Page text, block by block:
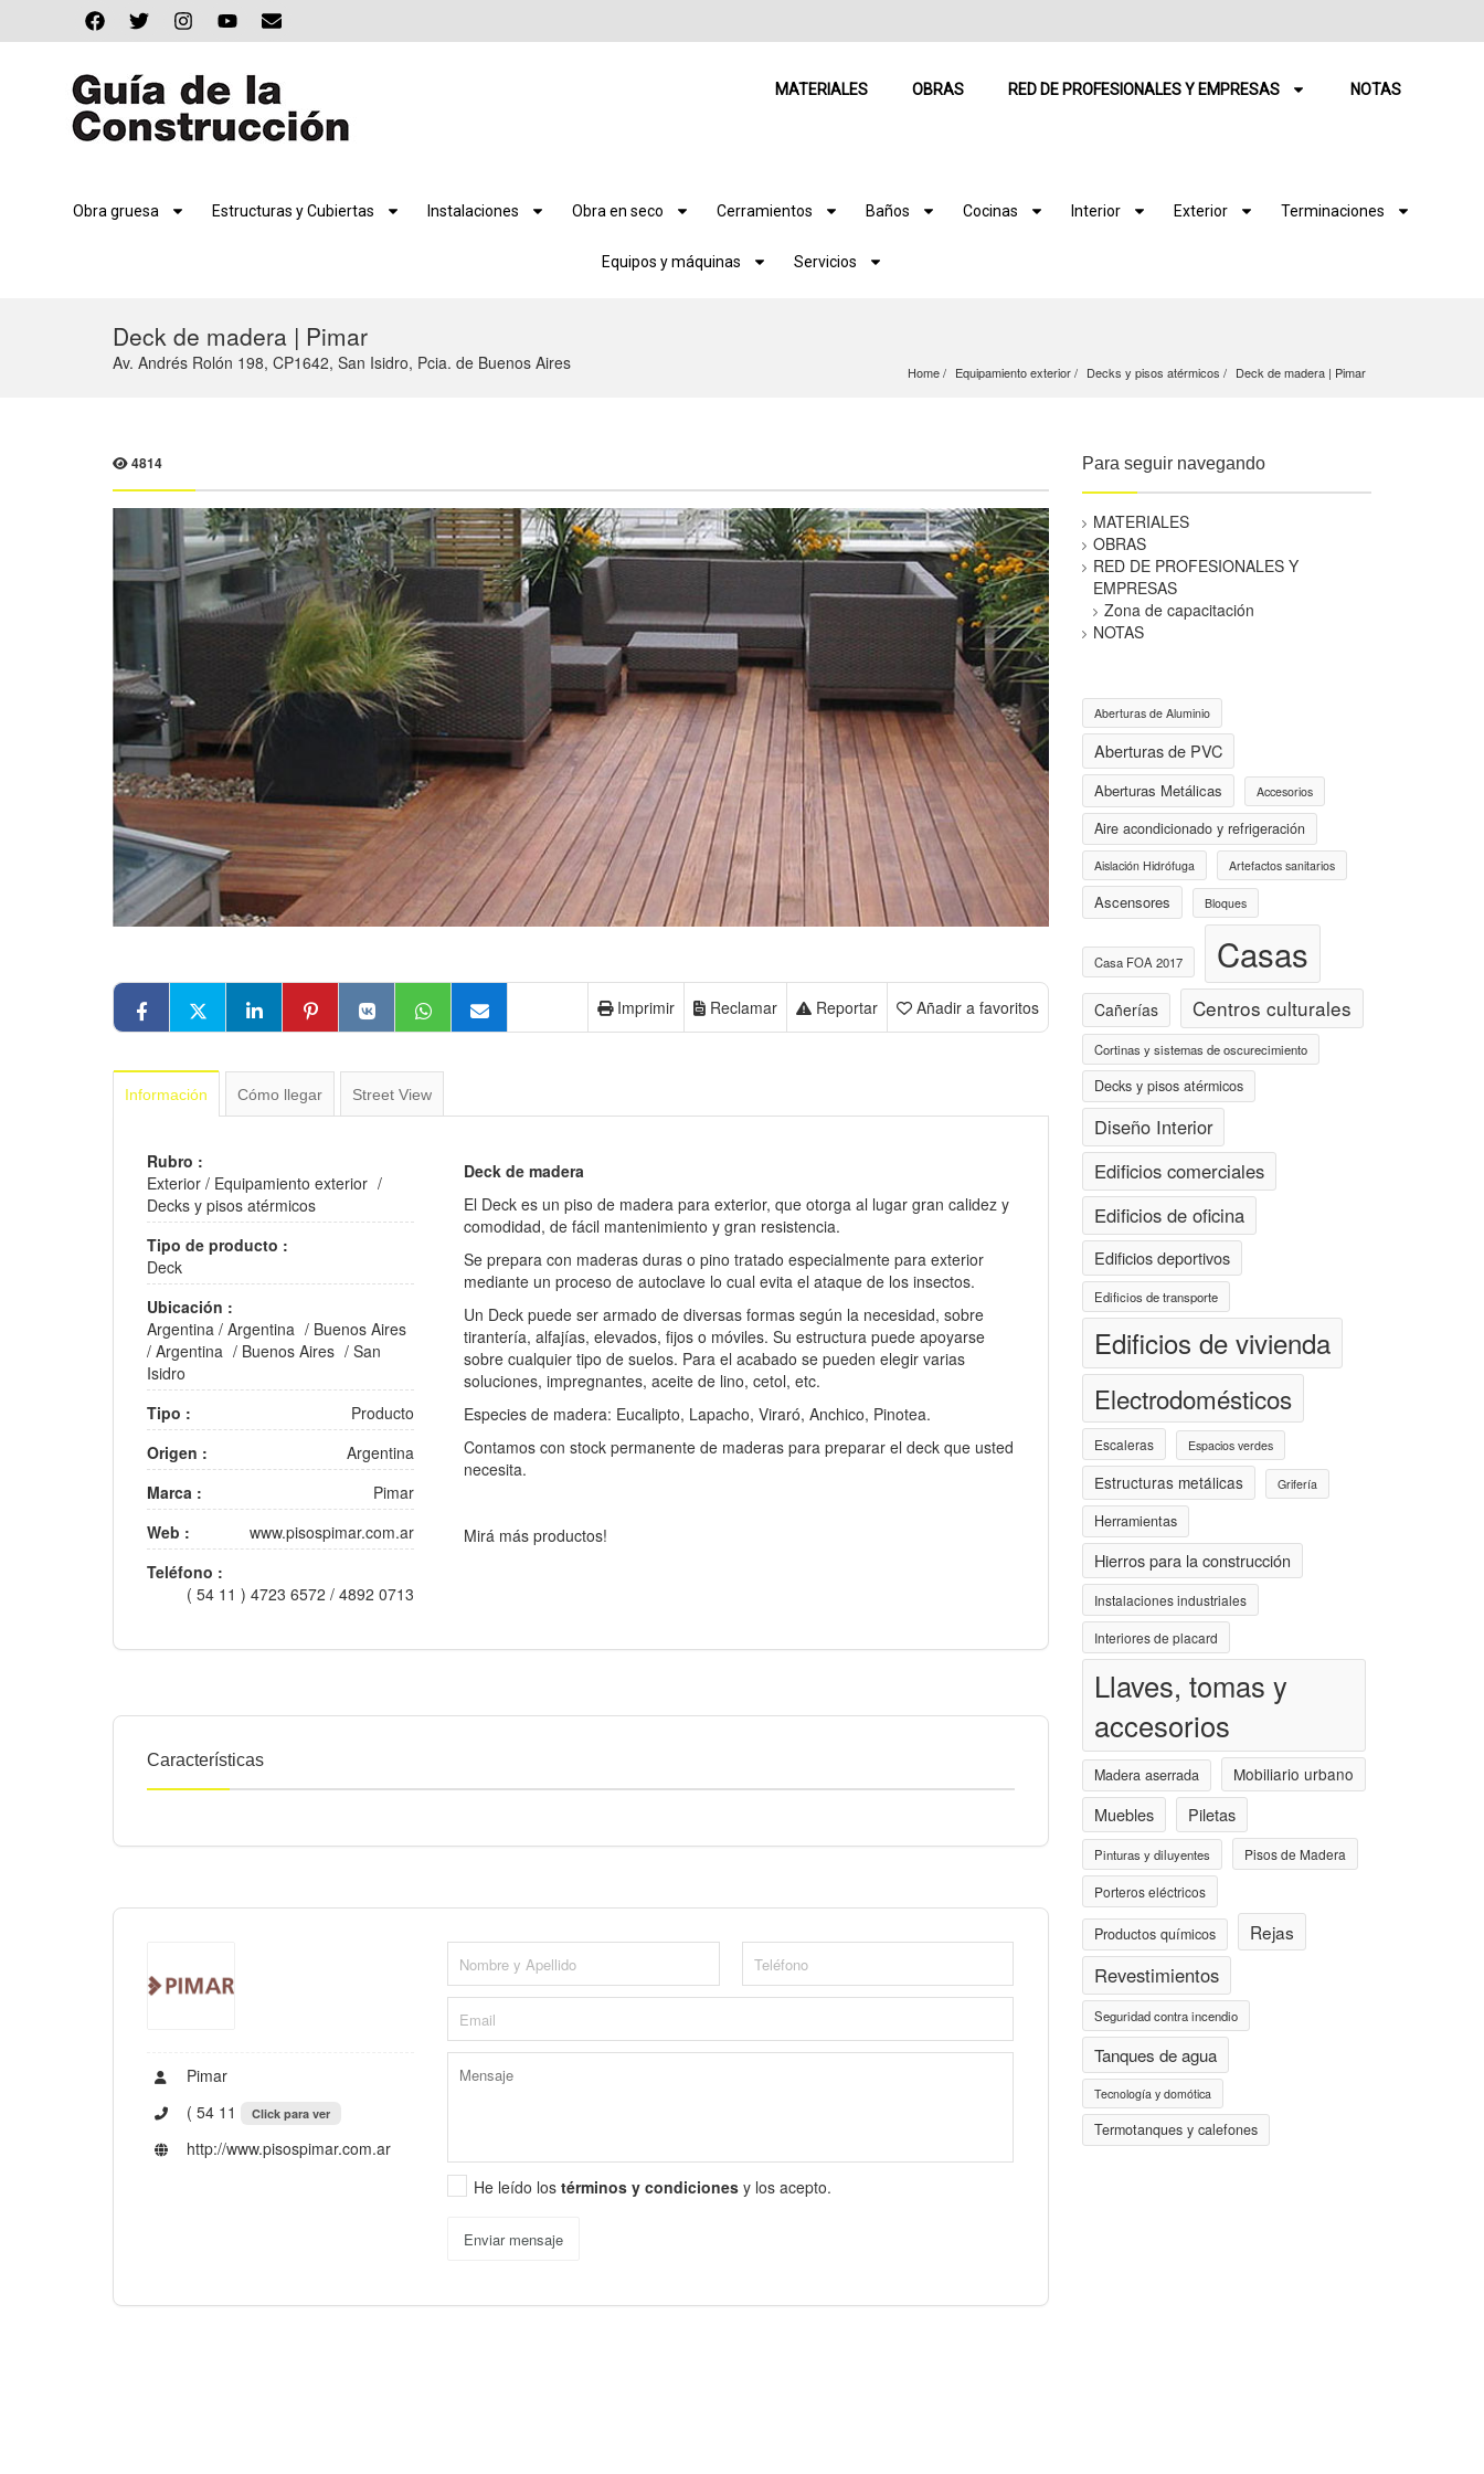
MATERIALES OBRAS RED DE PROFESIONALES Y EMPRESAS NOTAS
Obra gruesa Estructuras y Cubiertas Instalaciones Obra en seco Cerramientos Baños Cocinas Interior Exterior Terminaciones
Equipos y máquinas Servicios
Deck de madera | Pimar
Av. Andrés Rolón 198, CP1642, San Isidro, Pcia. de Buenos Aires Home Equipamiento exterior Decks y pisos atérmicos Deck de madera | Pimar
4814
Añadir a favoritos
Reportar
Reclamar
Imprimir
Información Cómo llegar Street View
Rubro :
Exterior / Equipamiento exterior /
Decks y pisos atérmicos
Tipo de producto :
Deck
Ubicación :
Argentina / Argentina / Buenos Aires
/ Argentina / Buenos Aires / San
Isidro
Tipo :
Producto
Origen :
Argentina
Marca :
Pimar
Web :
www.pisospimar.com.ar
Teléfono :
( 54 11 ) 4723 6572 / 4892 0713
Deck de madera
El Deck es un piso de madera para exterior, que otorga al lugar gran calidez y
comodidad, de fácil mantenimiento y gran resistencia.
Se prepara con maderas duras o pino tratado especialmente para exterior
mediante un proceso de autoclave lo cual evita el ataque de los insectos.
Un Deck puede ser armado de diversas formas según la necesidad, sobre
tirantería, alfajías, elevados, fijos o móviles. Su estructura puede apoyarse
sobre cualquier tipo de suelos. Para el acabado se pueden elegir varias
soluciones, impregnantes, aceite de lino, cetol, etc.
Especies de madera: Eucalipto, Lapacho, Viraró, Anchico, Pinotea.
Contamos con stock permanente de maderas para preparar el deck que usted
necesita.
Mirá más productos!
Características
Pimar
( 54 11
Click para ver
http://www.pisospimar.com.ar
He leído los términos y condiciones y los acepto.
Enviar mensaje
Para seguir navegando
MATERIALES
OBRAS
RED DE PROFESIONALES Y
EMPRESAS
Zona de capacitación
NOTAS
Aberturas de Aluminio
Aberturas de PVC
Aberturas Metálicas Accesorios
Aire acondicionado y refrigeración
Aislación Hidrófuga Artefactos sanitarios
Ascensores Bloques
Casa FOA 2017 Casas
Cañerías Centros culturales
Cortinas y sistemas de oscurecimiento
Decks y pisos atérmicos
Diseño Interior
Edificios comerciales
Edificios de oficina
Edificios deportivos
Edificios de transporte
Edificios de vivienda
Electrodomésticos
Escaleras Espacios verdes
Estructuras metálicas Grifería
Herramientas
Hierros para la construcción
Instalaciones industriales
Interiores de placard
Llaves, tomas y
accesorios
Madera aserrada Mobiliario urbano
Muebles Piletas
Pinturas y diluyentes
Pisos de Madera
Porteros eléctricos
Productos químicos Rejas
Revestimientos
Seguridad contra incendio
Tanques de agua
Tecnología y domótica
Termotanques y calefones